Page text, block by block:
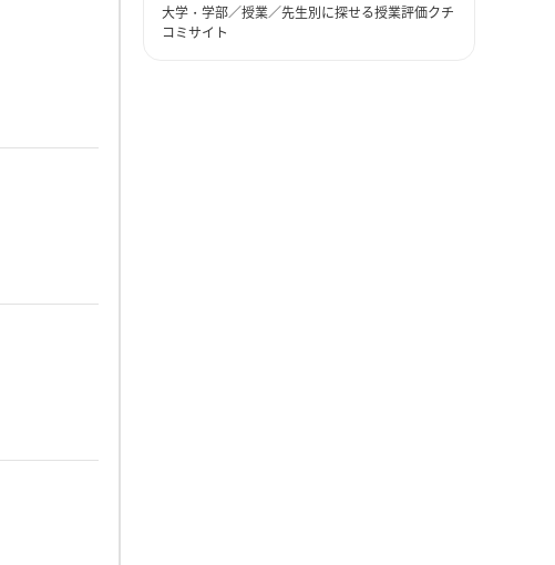
大学・学部／授業／先生別に探せる授業評価クチ
コミサイト